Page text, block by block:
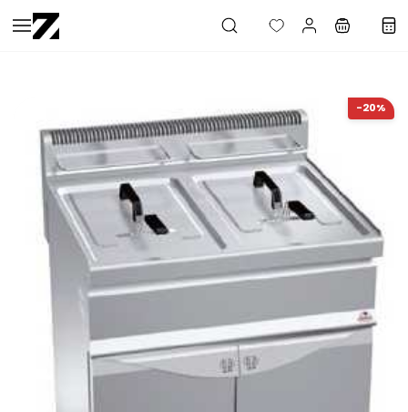
Saltar al
contenido
-20%